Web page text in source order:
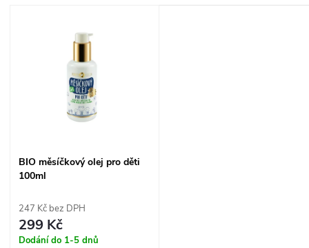
p
sBIO měsíčkový olej pro děti
100ml
247 Kč bez DPH
299 Kč
Dodání do 1-5 dnů